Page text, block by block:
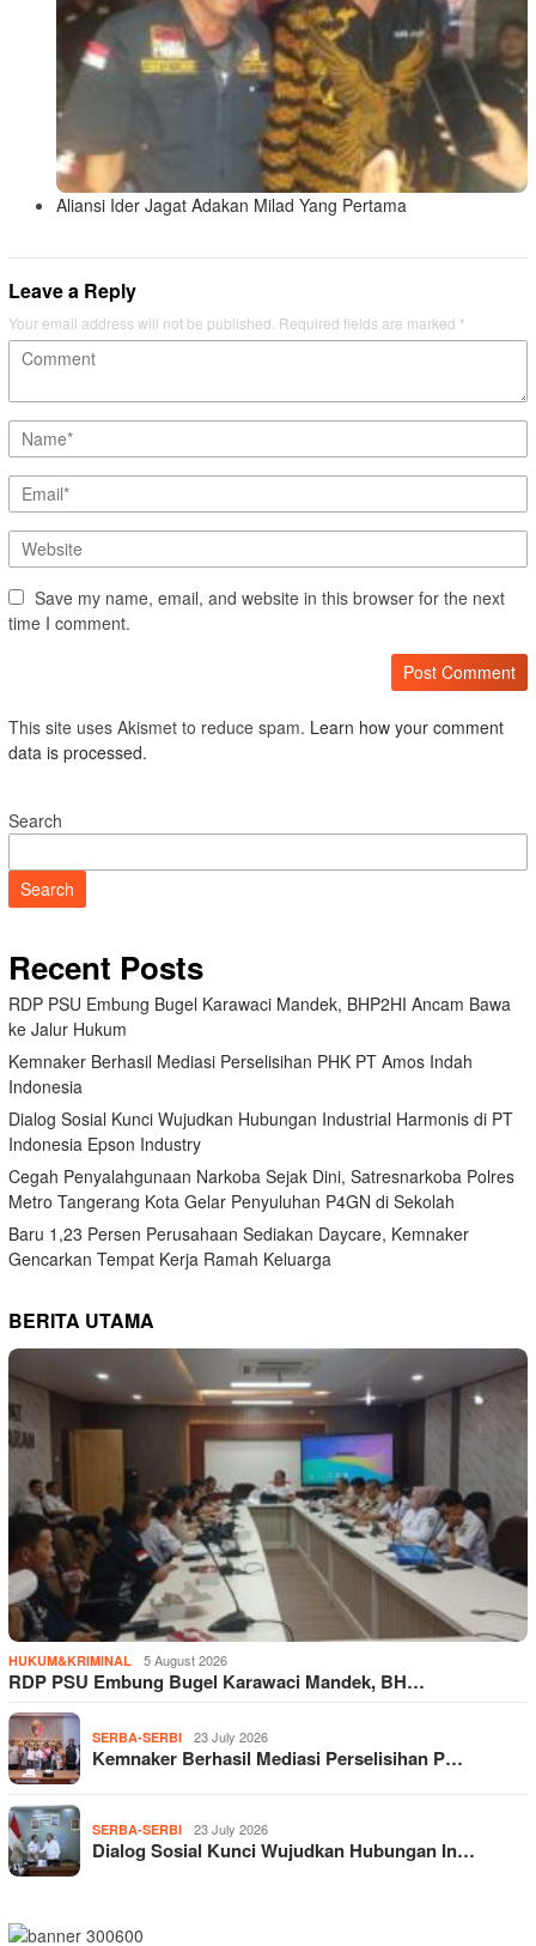
Aliansi Ider Jagat Adakan Milad Yang Pertama
Leave a Reply
Your email address will not be published. Required fields are marked *
Save my name, email, and website in this browser for the next
time I comment.
This site uses Akismet to reduce spam. Learn how your comment
data is processed.
Search
Search
Recent Posts
RDP PSU Embung Bugel Karawaci Mandek, BHP2HI Ancam Bawa
ke Jalur Hukum
Kemnaker Berhasil Mediasi Perselisihan PHK PT Amos Indah
Indonesia
Dialog Sosial Kunci Wujudkan Hubungan Industrial Harmonis di PT
Indonesia Epson Industry
Cegah Penyalahgunaan Narkoba Sejak Dini, Satresnarkoba Polres
Metro Tangerang Kota Gelar Penyuluhan P4GN di Sekolah
Baru 1,23 Persen Perusahaan Sediakan Daycare, Kemnaker
Gencarkan Tempat Kerja Ramah Keluarga
BERITA UTAMA
HUKUM&KRIMINAL 5 August 2026
RDP PSU Embung Bugel Karawaci Mandek, BH…
SERBA-SERBI 23 July 2026
Kemnaker Berhasil Mediasi Perselisihan P…
SERBA-SERBI 23 July 2026
Dialog Sosial Kunci Wujudkan Hubungan In…